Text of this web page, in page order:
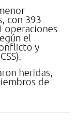
con 393
operaciones
el
y
heridas,
de